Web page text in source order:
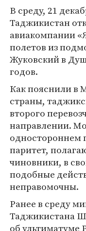
В среду, 21
Таджикистан
авиакомпании
полетов из
Жуковский в
годов.
Как пояснили в
страны,
второго
направлении.
одностороннем
паритет,
чиновники, в
подобные
неправомочны.
Ранее в среду
Таджикистана
об ультиматуме